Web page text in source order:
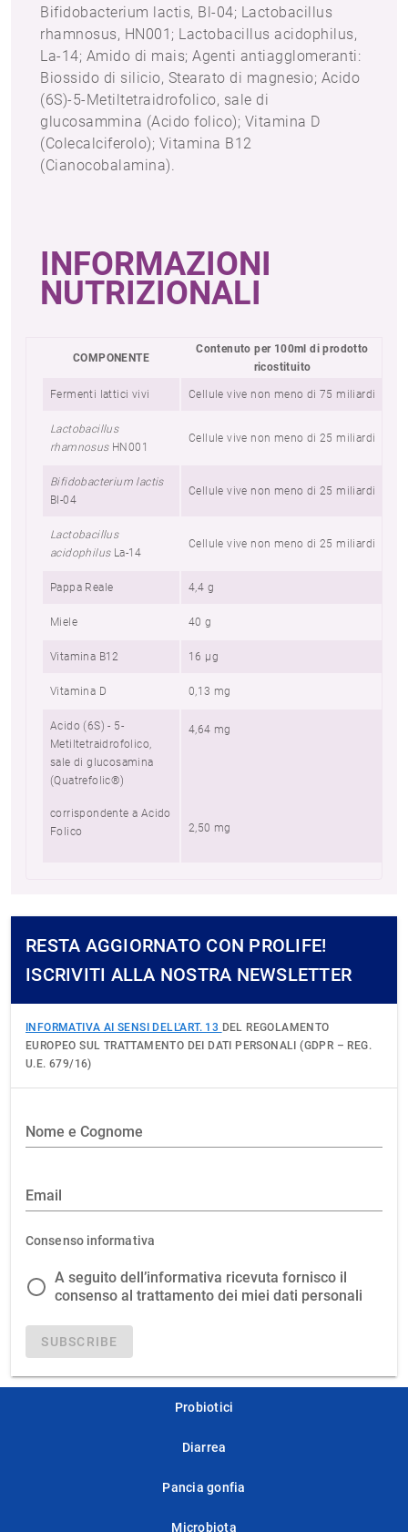
Bifidobacterium lactis, Bl-04; Lactobacillus
rhamnosus, HN001; Lactobacillus acidophilus,
La-14; Amido di mais; Agenti antiagglomeranti:
Biossido di silicio, Stearato di magnesio; Acido
(6S)-5-Metiltetraidrofolico, sale di
glucosammina (Acido folico); Vitamina D
(Colecalciferolo); Vitamina B12
(Cianocobalamina).
INFORMAZIONI
NUTRIZIONALI
COMPONENTE
Contenuto per 100ml di prodotto
ricostituito
Fermenti lattici vivi Cellule vive non meno di 75 miliardi
Lactobacillus
rhamnosus HN001
Cellule vive non meno di 25 miliardi
Bifidobacterium lactis
BI-04
Cellule vive non meno di 25 miliardi
Lactobacillus
acidophilus La-14
Cellule vive non meno di 25 miliardi
Pappa Reale 4,4 g
Miele 40 g
Vitamina B12 16 µg
Vitamina D 0,13 mg
Acido (6S) - 5-
Metiltetraidrofolico,
sale di glucosamina
(Quatrefolic®)
corrispondente a Acido
Folico
4,64 mg
2,50 mg
RESTA AGGIORNATO CON PROLIFE!
ISCRIVITI ALLA NOSTRA NEWSLETTER
INFORMATIVA AI SENSI DELL'ART. 13 DEL REGOLAMENTO
EUROPEO SUL TRATTAMENTO DEI DATI PERSONALI (GDPR – REG.
U.E. 679/16)
Nome e Cognome
Email
Consenso informativa
A seguito dell’informativa ricevuta fornisco il
consenso al trattamento dei miei dati personali
SUBSCRIBE
Probiotici
Diarrea
Pancia gonfia
Microbiota